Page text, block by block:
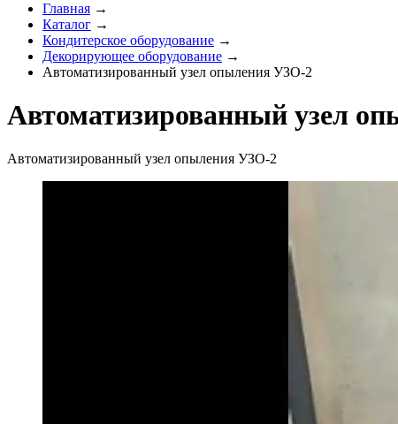
Главная →
Каталог →
Кондитерское оборудование →
Декорирующее оборудование →
Автоматизированный узел опыления УЗО-2
Автоматизированный узел
Автоматизированный узел опыления УЗО-2